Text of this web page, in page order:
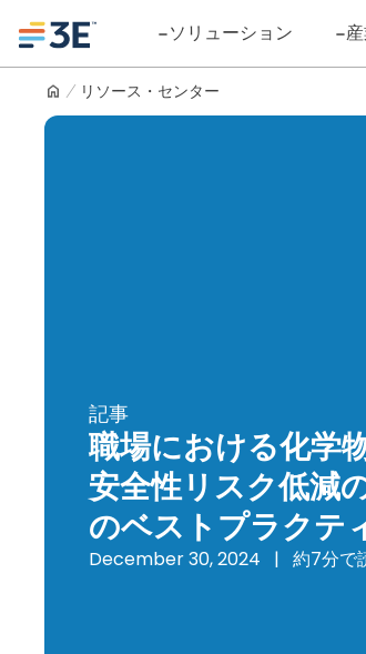
content
ソリューション
リソース・センター
記事
職場における化学
安全性リスク低減
のベストプラクテ
December 30, 2024 | 約7分で